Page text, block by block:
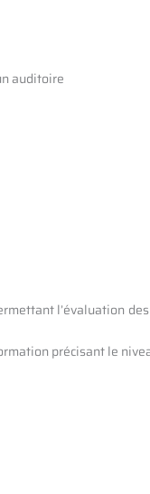
auditoire
l’évaluation
précisant le